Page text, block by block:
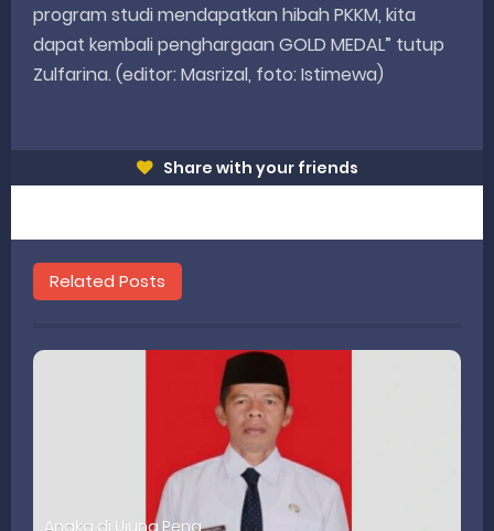
program studi mendapatkan hibah PKKM, kita
dapat kembali penghargaan GOLD MEDAL” tutup
Zulfarina. (editor: Masrizal, foto: Istimewa)
Share with your friends
Related Posts
Angka di Ujung Pena